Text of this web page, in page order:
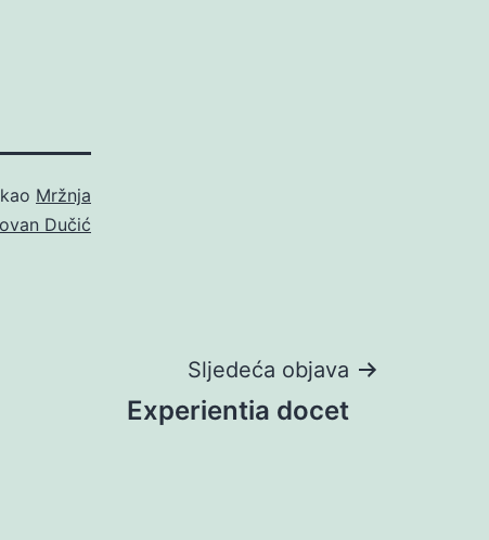
Mržnja
Dučić
Sljedeća objava
Experientia docet